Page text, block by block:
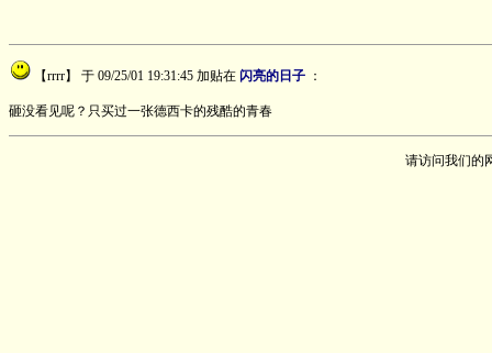
【rrrr】 于 09/25/01 19:31:45 加贴在 闪亮的日子 ：
砸没看见呢？只买过一张德西卡的残酷的青春
请访问我们的